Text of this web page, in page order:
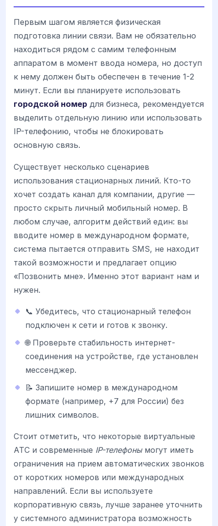
Первым шагом является физическая
подготовка линии связи. Вам не обязательно
находиться рядом с самим телефонным
аппаратом в момент ввода номера, но доступ
к нему должен быть обеспечен в течение 1-2
минут. Если вы планируете использовать
городской номер для бизнеса, рекомендуется
выделить отдельную линию или использовать
IP-телефонию, чтобы не блокировать
основную связь.
Существует несколько сценариев
использования стационарных линий. Кто-то
хочет создать канал для компании, другие —
просто скрыть личный мобильный номер. В
любом случае, алгоритм действий един: вы
вводите номер в международном формате,
система пытается отправить SMS, не находит
такой возможности и предлагает опцию
«Позвонить мне». Именно этот вариант нам и
нужен.
📞 Убедитесь, что стационарный телефон
подключен к сети и готов к звонку.
🌐 Проверьте стабильность интернет-
соединения на устройстве, где установлен
мессенджер.
📝 Запишите номер в международном
формате (например, +7 для России) без
лишних символов.
Стоит отметить, что некоторые виртуальные
АТС и современные IP-телефонымогут иметь
ограничения на прием автоматических звонков
от коротких номеров или международных
направлений. Если вы используете
корпоративную связь, лучше заранее уточнить
у системного администратора возможность